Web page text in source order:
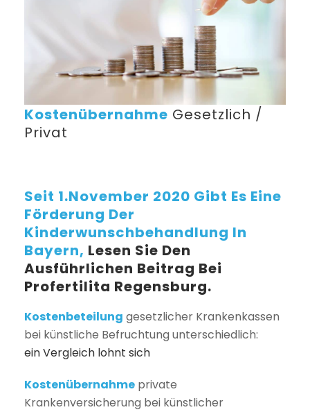
Kostenübernahme Gesetzlich /
Privat
Seit 1.November 2020 Gibt Es Eine
Förderung Der
Kinderwunschbehandlung In
Bayern, Lesen Sie Den
Ausführlichen Beitrag Bei
Profertilita Regensburg.
Kostenbeteilung gesetzlicher Krankenkassen
bei künstliche Befruchtung unterschiedlich:
ein Vergleich lohnt sich
Kostenübernahme private
Krankenversicherung bei künstlicher